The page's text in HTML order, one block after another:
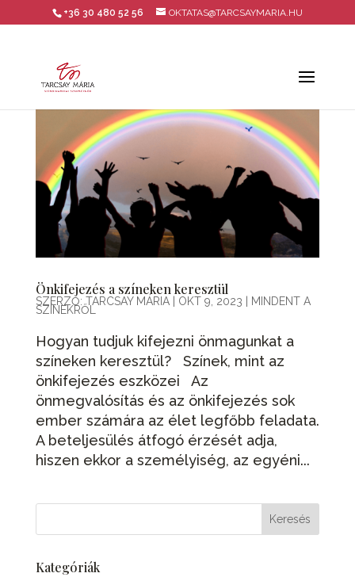
+36 30 480 52 56 OKTATAS@TARCSAYMARIA.HU
Önkifejezés a színeken keresztül
SZERZŐ:TARCSAY MÁRIA| OKT 9, 2023 MINDENT A
SZÍNEKRŐL
Hogyan tudjuk kifejezni önmagunkat a
színeken keresztül? Színek, mint az
önkifejezés eszközei Az
önmegvalósítás és az önkifejezés sok
ember számára az élet legfőbb feladata.
A beteljesülés átfogó érzését adja,
hiszen ekkor a személyiség, az egyéni...
Kategóriák